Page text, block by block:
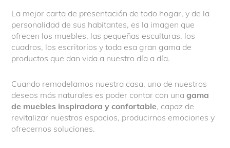
La mejor carta de presentación de todo hogar, y de la
personalidad de sus habitantes, es la imagen que
ofrecen los muebles, las pequeñas esculturas, los
cuadros, los escritorios y toda esa gran gama de
productos que dan vida a nuestro día a día.
Cuando remodelamos nuestra casa, uno de nuestros
deseos más naturales es poder contar con unagama
de muebles inspiradora y confortable, capaz de
revitalizar nuestros espacios, producirnos emociones y
ofrecernos soluciones.